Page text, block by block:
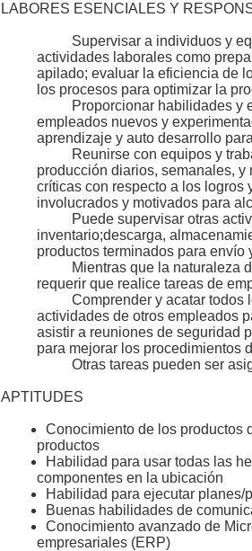
LABORES ESENCIALES Y
Supervisar a individuos y
actividades laborales como
apilado; evaluar la eficiencia de
los procesos para optimizar la
Proporcionar habilidades y
empleados nuevos y
aprendizaje y auto desarrollo
Reunirse con equipos y
producción diarios, semanales,
críticas con respecto a los logros
involucrados y motivados para
Puede supervisar otras
inventario;descarga,
productos terminados para envío
Mientras que la naturaleza
requerir que realice tareas de
Comprender y acatar todos
actividades de otros empleados
asistir a reuniones de seguridad
para mejorar los
Otras tareas pueden ser
APTITUDES
Conocimiento de los productos
productos
Habilidad para usar todas las
componentes en la ubicación
Habilidad para ejecutar planes/
Buenas habilidades de
Conocimiento avanzado de
empresariales (ERP)